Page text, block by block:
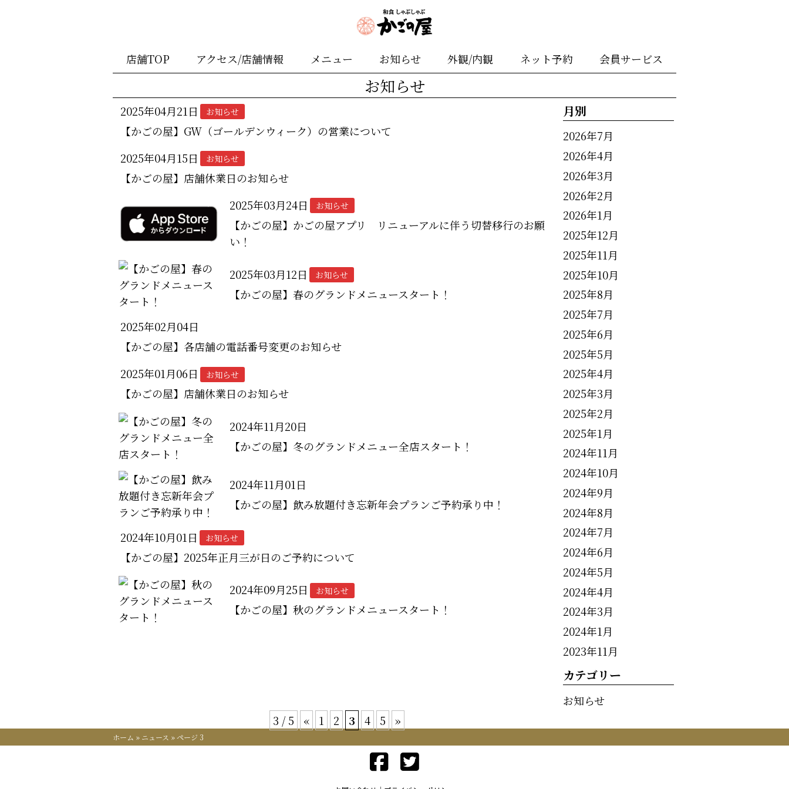
店舗TOP アクセス/店舗情報 メニュー お知らせ 外観/内観 ネット予約 会員サービス
お知らせ
2025年04月21日 お知らせ
【かごの屋】GW（ゴールデンウィーク）の営業について
2025年04月15日
お知らせ
【かごの屋】店舗休業日のお知らせ
2025年03月24日
お知らせ
【かごの屋】かごの屋アプリ リニューアルに伴う切替移行のお願
い！
2025年03月12日 お知らせ
【かごの屋】春のグランドメニュースタート！
2025年02月04日
【かごの屋】各店舗の電話番号変更のお知らせ
2025年01月06日
お知らせ
【かごの屋】店舗休業日のお知らせ
2024年11月20日
【かごの屋】冬のグランドメニュー全店スタート！
2024年11月01日
【かごの屋】飲み放題付き忘新年会プランご予約承り中！
2024年10月01日 お知らせ
【かごの屋】2025年正月三が日のご予約について
2024年09月25日 お知らせ
【かごの屋】秋のグランドメニュースタート！
月別
2026年7月
2026年4月
2026年3月
2026年2月
2026年1月
2025年12月
2025年11月
2025年10月
2025年8月
2025年7月
2025年6月
2025年5月
2025年4月
2025年3月
2025年2月
2025年1月
2024年11月
2024年10月
2024年9月
2024年8月
2024年7月
2024年6月
2024年5月
2024年4月
2024年3月
2024年1月
2023年11月
カテゴリー
お知らせ
3 / 5
« 1 2 3 4 5 »
ホーム » ニュース »ページ 3